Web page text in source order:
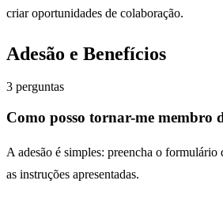
criar oportunidades de colaboração.
Adesão e Benefícios
3 perguntas
Como posso tornar-me membro
A adesão é simples: preencha o formulário
as instruções apresentadas.